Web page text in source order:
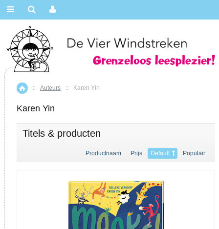
Home
:: Auteurs :: Karen Yin
Karen Yin
Titels & producten
Productnaam Prijs Default Populair